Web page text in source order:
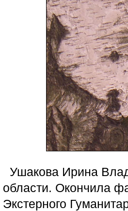
Ушакова Ирина
области. Окончила
Экстерного